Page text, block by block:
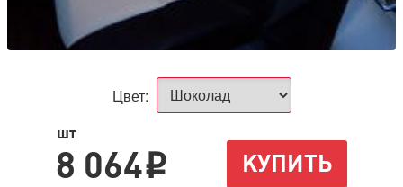
Цвет:
шт
8 064i КУПИТЬ